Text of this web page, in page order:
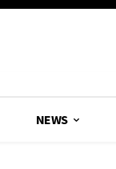
NEWS